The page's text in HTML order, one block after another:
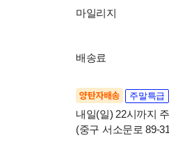
마일리지
배송료
양탄자배송 주말특급
내일(일) 22시까지
(중구 서소문로 89-